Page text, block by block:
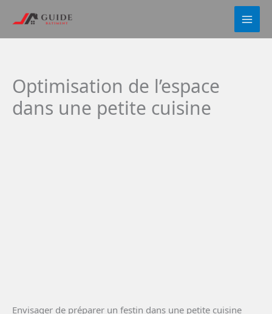
contenu
Optimisation de l’espace
dans une petite cuisine
Envisager de préparer un festin dans une petite cuisine